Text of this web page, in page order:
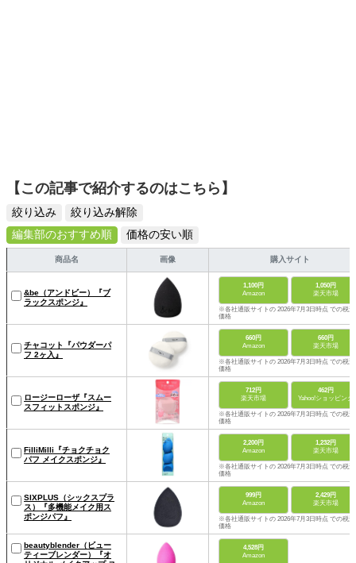
【この記事で紹介するのはこちら】
絞り込み
絞り込み解除
編集部のおすすめ順
価格の安い順
商品名 画像 購入サイト
&be（アンドビー）『ブ
ラックスポンジ』
1,100円
Amazon
1,050円
楽天市場
※各社通販サイトの 2026年7月3日時点 での税込
価格
チャコット『パウダーパ
フ 2ヶ入』
660円
Amazon
660円
楽天市場
※各社通販サイトの 2026年7月3日時点 での税込
価格
ロージーローザ『スムー
スフィットスポンジ』
712円
楽天市場
462円
Yahoo!ショッピング
※各社通販サイトの 2026年7月3日時点 での税込
価格
FilliMilli『チョクチョク
パフ メイクスポンジ』
2,200円
Amazon
1,232円
楽天市場
※各社通販サイトの 2026年7月3日時点 での税込
価格
SIXPLUS（シックスプラ
ス）『多機能メイク用ス
ポンジパフ』
999円
Amazon
2,429円
楽天市場
※各社通販サイトの 2026年7月3日時点 での税込
価格
beautyblender（ビュー
ティーブレンダー）『オ
4,528円
Amazon